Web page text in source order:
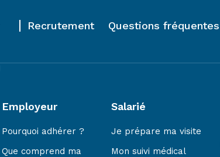
Recrutement Questions fréquentes
Employeur
Pourquoi adhérer ?
Que comprend ma
Salarié
Je prépare ma visite
Mon suivi médical